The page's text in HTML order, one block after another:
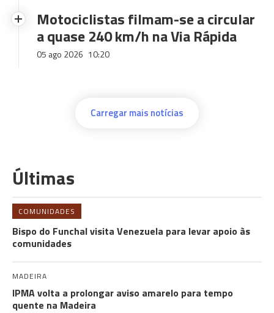
Motociclistas filmam-se a circular
a quase 240 km/h na Via Rápida
05 ago 2026 10:20
Carregar mais notícias
Últimas
COMUNIDADES
Bispo do Funchal visita Venezuela para levar apoio às
comunidades
MADEIRA
IPMA volta a prolongar aviso amarelo para tempo
quente na Madeira